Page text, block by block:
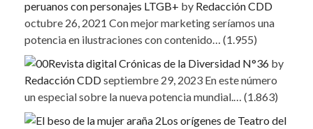
peruanos con personajes LTGB+ by Redacción CDD
octubre 26, 2021 Con mejor marketing seríamos una
potencia en ilustraciones con contenido…
(1.955)
Revista digital Crónicas de la Diversidad N°36 by
Redacción CDDseptiembre 29, 2023 En este número
un especial sobre la nueva potencia mundial.…
(1.863)
Los orígenes de Teatro del